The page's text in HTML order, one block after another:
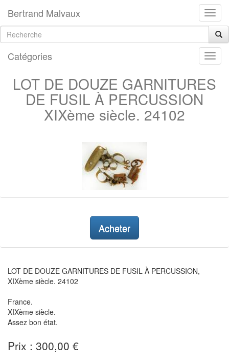
Bertrand Malvaux
Catégories
LOT DE DOUZE GARNITURES
DE FUSIL À PERCUSSION
XIXème siècle. 24102
Acheter
LOT DE DOUZE GARNITURES DE FUSIL À PERCUSSION,
XIXème siècle. 24102
France.
XIXème siècle.
Assez bon état.
Prix : 300,00 €